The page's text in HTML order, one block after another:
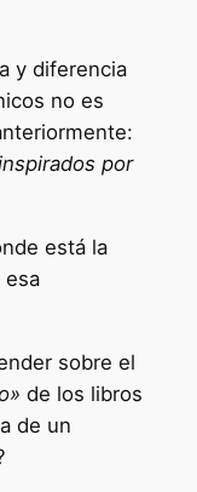
y diferencia
no es
por
está la
esa
sobre el
de los libros
de un